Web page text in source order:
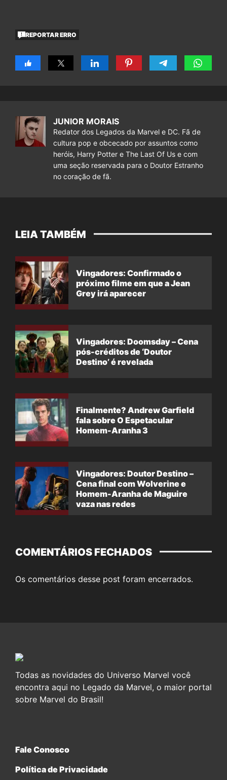
REPORTAR ERRO
JUNIOR MORAIS
Redator dos Legados da Marvel e DC. Fã de
cultura pop e obcecado por assuntos como
heróis, Harry Potter e The Last Of Us e com
uma seção reservada para o Doutor Estranho
no coração de fã.
LEIA TAMBÉM
Vingadores: Confirmado o
próximo filme em que a Jean
Grey irá aparecer
Vingadores: Doomsday – Cena
pós-créditos de ‘Doutor
Destino’ é revelada
Finalmente? Andrew Garfield
fala sobre O Espetacular
Homem-Aranha 3
Vingadores: Doutor Destino –
Cena final com Wolverine e
Homem-Aranha de Maguire
vaza nas redes
COMENTÁRIOS FECHADOS
Os comentários desse post foram encerrados.
Todas as novidades do Universo Marvel você
encontra aqui no Legado da Marvel, o maior portal
sobre Marvel do Brasil!
Fale Conosco
Política de Privacidade